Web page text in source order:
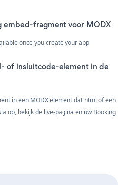
embed-fragment voor MODX
once you create your app
of insluitcode-element in de
in een MODX element dat html of een
op, bekijk de live-pagina en uw Booking